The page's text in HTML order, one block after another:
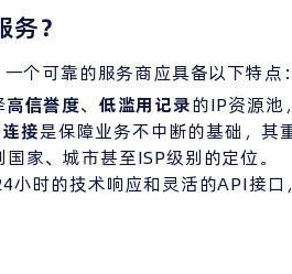
？
个可靠的服务商应具备以下特点：
高信誉度、 低滥用记录的IP资源池
接是保障业务不中断的基础，其
家、城市甚至ISP级别的定位。
小时的技术响应和灵活的API接口